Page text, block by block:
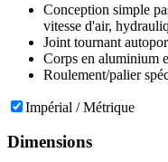
Conception simple
vitesse d'air,
Joint tournant
Corps en aluminium
Roulement/palier
Impérial / Métrique
Dimensions